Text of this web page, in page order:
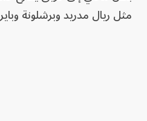
مثل ريال مدريد وبرشلونة